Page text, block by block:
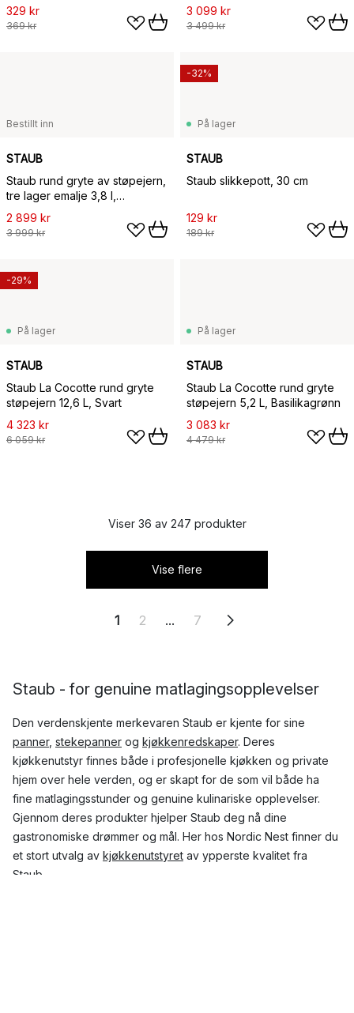
329 kr
369 kr
3 099 kr
3 499 kr
Bestillt inn
STAUB
Staub rund gryte av støpejern,
tre lager emalje 3,8 l,
mørkeblå
2 899 kr
3 999 kr
På lager
STAUB
Staub slikkepott, 30 cm
129 kr
189 kr
-32%
På lager
STAUB
Staub La Cocotte rund gryte
støpejern 12,6 L, Svart
4 323 kr
6 059 kr
-29%
På lager
STAUB
Staub La Cocotte rund gryte
støpejern 5,2 L, Basilikagrønn
3 083 kr
4 479 kr
Viser 36 av 247 produkter
Vise flere
1 2 ... 7
Staub - for genuine matlagingsopplevelser
Den verdenskjente merkevaren Staub er kjente for sine
panner, stekepanner og kjøkkenredskaper. Deres
kjøkkenutstyr finnes både i profesjonelle kjøkken og private
hjem over hele verden, og er skapt for de som vil både ha
fine matlagingsstunder og genuine kulinariske opplevelser.
Gjennom deres produkter hjelper Staub deg nå dine
gastronomiske drømmer og mål. Her hos Nordic Nest finner du
et stort utvalg av kjøkkenutstyret av ypperste kvalitet fra
Staub.